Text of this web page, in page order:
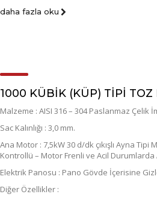
daha fazla oku
1000 KÜBİK (KÜP) TİPİ TOZ
Malzeme : AISI 316 – 304 Paslanmaz Çelik
Sac Kalınlığı : 3,0 mm.
Ana Motor : 7,5kW 30 d/dk çıkışlı Ayna
Kontrollü – Motor Frenli ve Acil Durumlarda
Elektrik Panosu : Pano Gövde İçerisine
Diğer Özellikler :